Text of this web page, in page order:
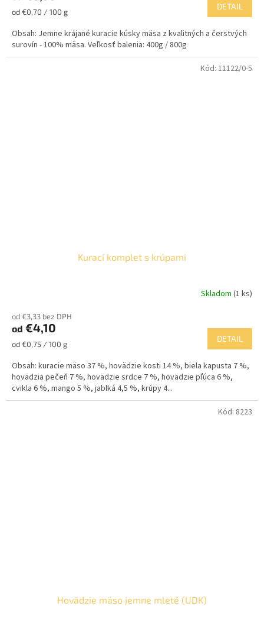
Jednotková
od €0,70 / 100 g
DETAIL
Obsah: Jemne krájané kuracie kúsky mäsa z kvalitných a čerstvých
surovín - 100% mäsa. Veľkosť balenia: 400g / 800g
Kurací komplet s krúpami
Skladom (1 ks)
od €3,33 bez DPH
od €4,10
Jednotková
od €0,75 / 100 g
DETAIL
Obsah: kuracie mäso 37 %, hovädzie kosti 14 %, biela kapusta 7 %,
hovädzia pečeň 7 %, hovädzie srdce 7 %, hovädzie pľúca 6 %,
cvikla 6 %, mango 5 %, jablká 4,5 %, krúpy 4...
Kód: 11122/0-5
Hovädzie mäso jemne mleté (UDK)
Kód: 8223